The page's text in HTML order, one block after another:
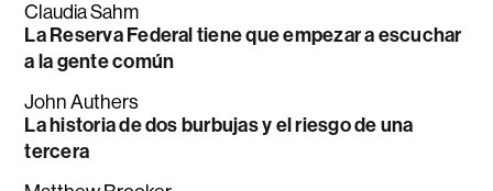
Claudia Sahm
La Reserva Federal tiene que empezar a escuchar
a la gente común
John Authers
La historia de dos burbujas y el riesgo de una
tercera